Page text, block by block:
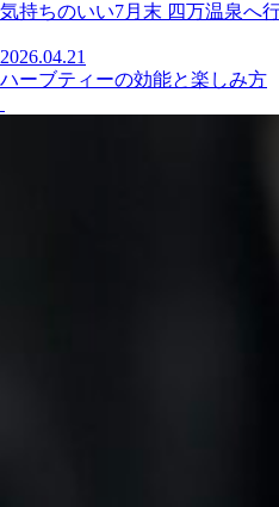
気持ちのいい7月末 四万温泉へ
2026.04.21
ハーブティーの効能と楽しみ方